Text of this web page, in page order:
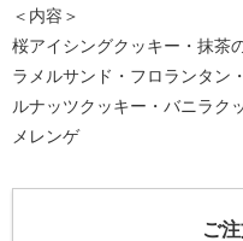
＜内容＞
桜アイシングクッキー・抹茶
ラメルサンド・フロランタン
ルナッツクッキー・バニラク
メレンゲ
ご